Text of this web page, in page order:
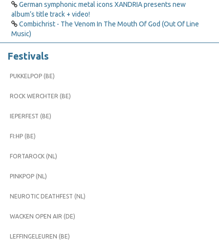
German symphonic metal icons XANDRIA presents new
album’s title track + video!
Combichrist - The Venom In The Mouth Of God (Out Of Line
Music)
Festivals
PUKKELPOP (BE)
ROCK WERCHTER (BE)
IEPERFEST (BE)
FI:HP (BE)
FORTAROCK (NL)
PINKPOP (NL)
NEUROTIC DEATHFEST (NL)
WACKEN OPEN AIR (DE)
LEFFINGELEUREN (BE)